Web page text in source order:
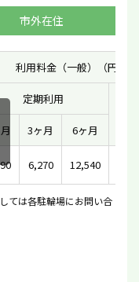
市外在住
利用料金（一般）（円）
定期利用
3ヶ月 6ヶ月
6,270 12,540
ては各駐輪場にお問い合